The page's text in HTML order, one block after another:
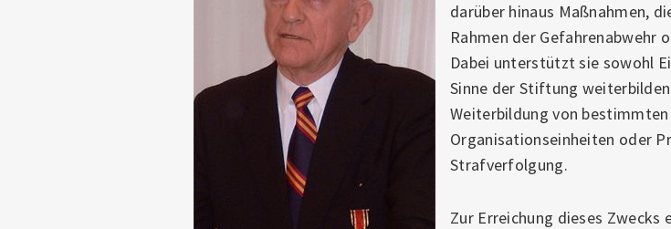
darüber hinaus Maßnahmen,
Rahmen der
Dabei unterstützt sie sowohl
Sinne der Stiftung
Weiterbildung von
Organisationseinheiten oder
Strafverfolgung.
Zur Erreichung dieses